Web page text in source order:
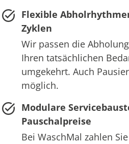
Flexible
Zyklen
Wir passen die
Ihren tatsächlichen
umgekehrt. Auch
möglich.
Modulare
Pauschalpreise
Bei WaschMal zahlen